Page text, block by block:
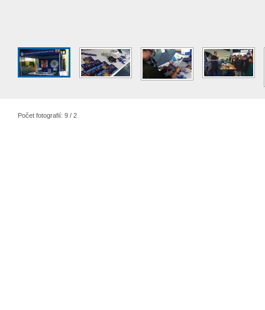
Počet fotografií: 9 / 2